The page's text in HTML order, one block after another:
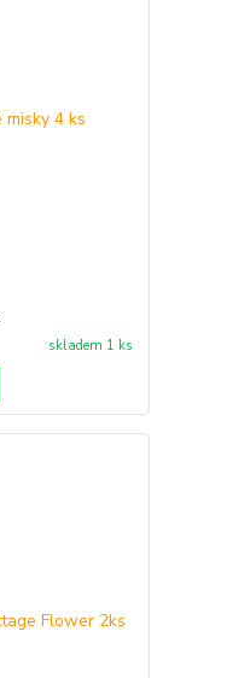
skladem 1 ks